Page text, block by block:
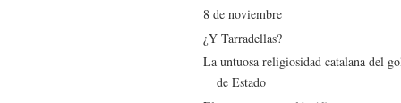
8 de noviembre
¿Y Tarradellas?
La untuosa religiosidad catalana del
de Estado